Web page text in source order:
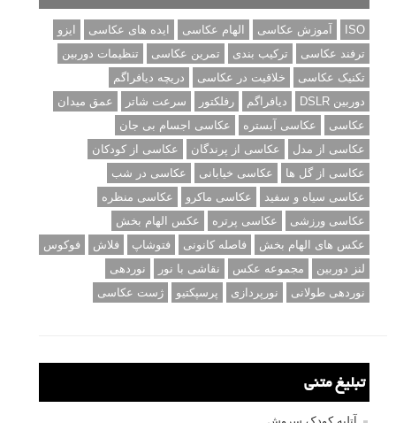
ISO آموزش عکاسی الهام عکاسی ایده های عکاسی
ایزو
ترفند عکاسی
ترکیب بندی تمرین عکاسی
تنظیمات دوربین
تکنیک عکاسی
خلاقیت در عکاسی
دریچه دیافراگم
دوربین DSLR
دیافراگم رفلکتور سرعت شاتر
عمق میدان
عکاسی
عکاسی آبستره
عکاسی اجسام بی جان
عکاسی از مدل
عکاسی از پرندگان
عکاسی از کودکان
عکاسی از گل ها
عکاسی خیابانی
عکاسی در شب
عکاسی سیاه و سفید
عکاسی ماکرو
عکاسی منظره
عکاسی ورزشی
عکاسی پرتره
عکس الهام بخش
عکس های الهام بخش
فاصله کانونی فتوشاپ فلاش
فوکوس
لنز دوربین
مجموعه عکس نقاشی با نور
نوردهی
نوردهی طولانی
نورپردازی پرسپکتیو ژست عکاسی
تبلیغ متنی